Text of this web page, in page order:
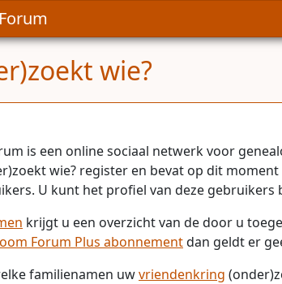
wie?
is een online sociaal netwerk voor
wie? register en bevat op dit moment
U kunt het profiel van deze
krijgt u een overzicht van de door u
Forum Plus abonnementdan geldt er
familienamen uwvriendenkring